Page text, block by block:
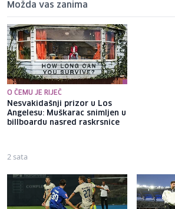
Možda vas zanima
O ČEMU JE RIJEČ
Nesvakidašnji prizor u Los
Angelesu: Muškarac snimljen u
billboardu nasred raskrsnice
2 sata